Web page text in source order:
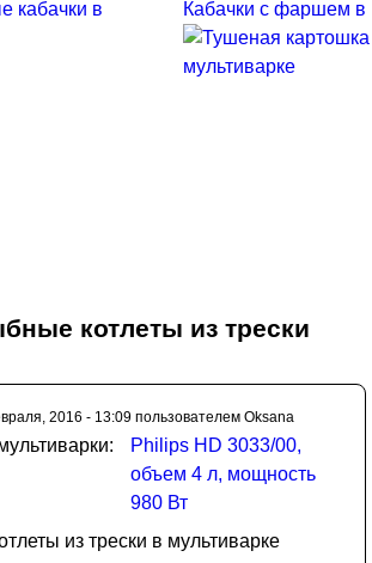
Кабачки с фаршем в
котлеты из трески
2016 - 13:09 пользователем Oksana
Philips HD 3033/00,
объем 4 л, мощность
980 Вт